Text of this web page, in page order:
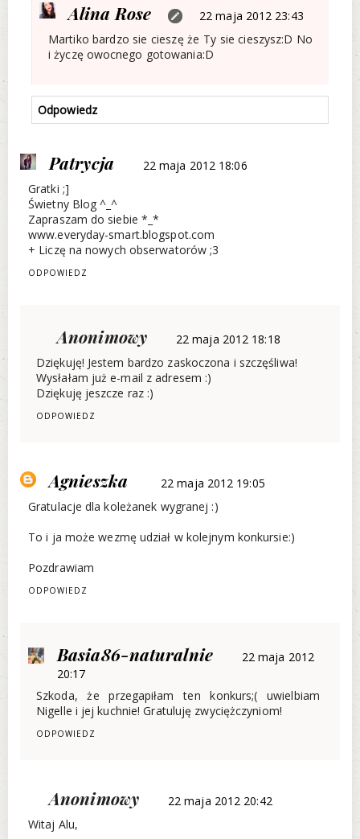
Alina Rose
22 maja 2012 23:43
Martiko bardzo sie cieszę że Ty sie cieszysz:D No
i życzę owocnego gotowania:D
Odpowiedz
Patrycja
22 maja 2012 18:06
Gratki ;]
Świetny Blog ^_^
Zapraszam do siebie *_*
www.everyday-smart.blogspot.com
+ Liczę na nowych obserwatorów ;3
ODPOWIEDZ
Anonimowy
22 maja 2012 18:18
Dziękuję! Jestem bardzo zaskoczona i szczęśliwa!
Wysłałam już e-mail z adresem :)
Dziękuję jeszcze raz :)
ODPOWIEDZ
Agnieszka
22 maja 2012 19:05
Gratulacje dla koleżanek wygranej :)
To i ja może wezmę udział w kolejnym konkursie:)
Pozdrawiam
ODPOWIEDZ
Basia86-naturalnie
22 maja 2012
20:17
Szkoda, że przegapiłam ten konkurs;( uwielbiam
Nigelle i jej kuchnie! Gratuluję zwyciężczyniom!
ODPOWIEDZ
Anonimowy
22 maja 2012 20:42
Witaj Alu,